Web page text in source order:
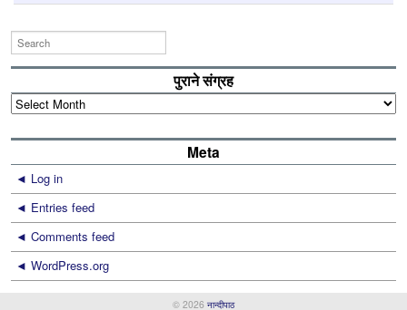
पुराने संग्रह
पुराने
संग्रह
Meta
Log in
Entries feed
Comments feed
WordPress.org
© 2026 नान्दीपाठ